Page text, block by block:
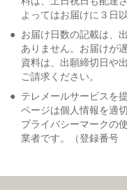
よってはお届けに３日
● お届け日数の記載は、
ありません。お届けが
資料は、出願締切日や
ご請求ください。
● テレメールサービスを
ページは個人情報を適
プライバシーマークの
業者です。（登録番号